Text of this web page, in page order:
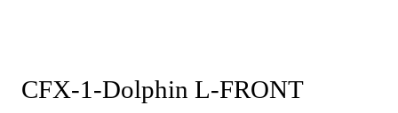
CFX-1-Dolphin L-FRONT